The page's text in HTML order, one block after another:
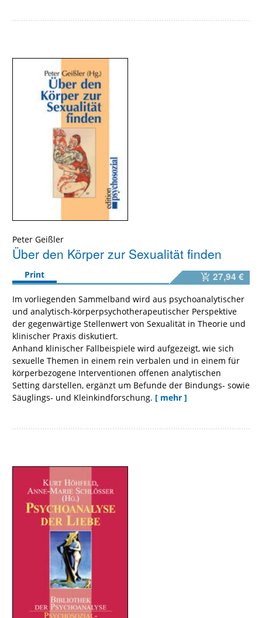
Peter Geißler
Über den Körper zur Sexualität finden
Print 27,94 €
Im vorliegenden Sammelband wird aus psychoanalytischer
und analytisch-körperpsychotherapeutischer Perspektive
der gegenwärtige Stellenwert von Sexualität in Theorie und
klinischer Praxis diskutiert.
Anhand klinischer Fallbeispiele wird aufgezeigt, wie sich
sexuelle Themen in einem rein verbalen und in einem für
körperbezogene Interventionen offenen analytischen
Setting darstellen, ergänzt um Befunde der Bindungs- sowie
Säuglings- und Kleinkindforschung. [ mehr ]